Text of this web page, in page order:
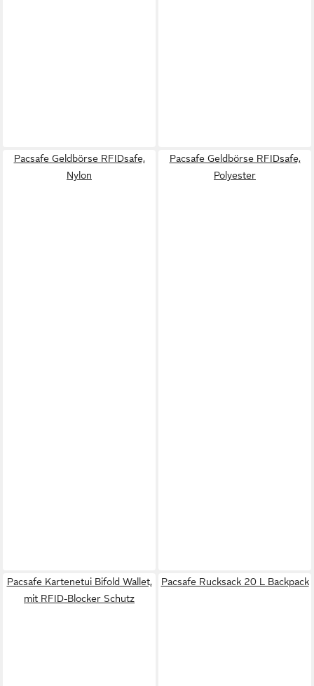
Pacsafe Geldbörse RFIDsafe,
Nylon
Pacsafe Geldbörse RFIDsafe,
Polyester
Pacsafe Kartenetui Bifold Wallet,
mit RFID-Blocker Schutz
Pacsafe Rucksack 20 L Backpack